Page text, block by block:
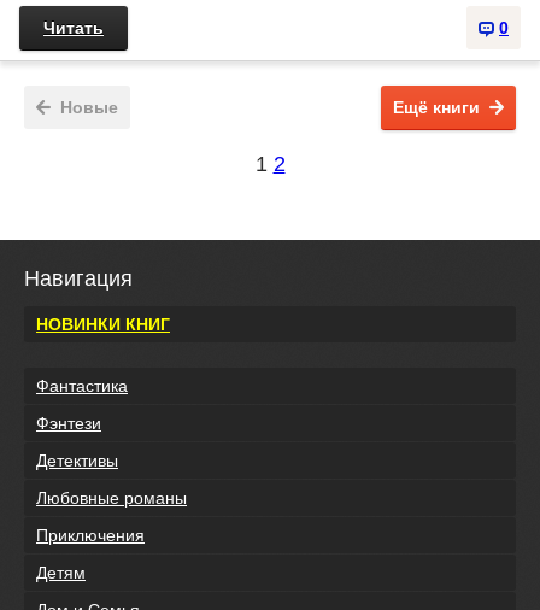
0
Читать
Новые Ещё книги
1 2
Навигация
НОВИНКИ КНИГ
Фантастика
Фэнтези
Детективы
Любовные романы
Приключения
Детям